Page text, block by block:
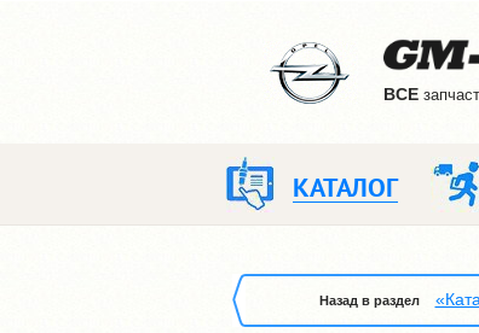
ВCE
КАТАЛОГ
Назад в раздел